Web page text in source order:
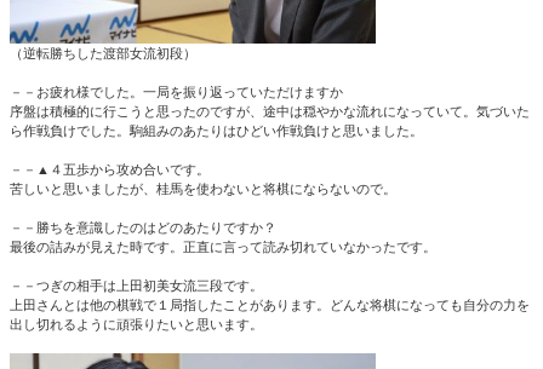
（逆転勝ちした渡部女流初段）
－－お疲れ様でした。一局を振り返っていただけますか
序盤は積極的に行こうと思ったのですが、途中は穏やかな流れになっていて。気づいた
ら作戦負けでした。駒組みのあたりはひどい作戦負けと思いました。
－－▲４五歩から攻め合いです。
苦しいと思いましたが、桂馬を使わないと将棋にならないので。
－－勝ちを意識したのはどのあたりですか？
最後の詰みが見えた時です。正直に言って読み切れていなかったです。
－－つぎの相手は上田初美女流三段です。
上田さんとは他の棋戦で１局指したことがあります。どんな将棋になっても自分の力を
出し切れるように頑張りたいと思います。